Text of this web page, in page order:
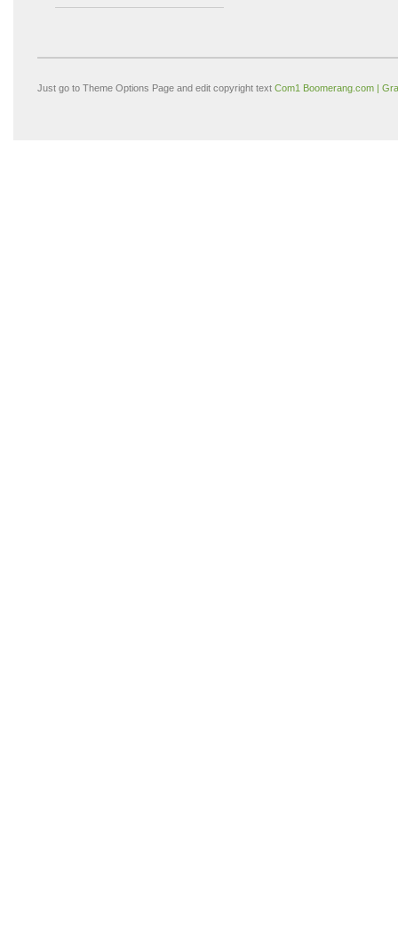
Just go to Theme Options Page and edit copyright text Com1 Boomerang.com |